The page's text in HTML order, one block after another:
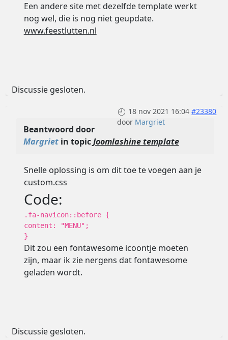
Een andere site met dezelfde template werkt
nog wel, die is nog niet geupdate.
www.feestlutten.nl
Discussie gesloten.
18 nov 2021 16:04 #23380
door Margriet
Beantwoord door
Margrietin topicJoomlashine template
Snelle oplossing is om dit toe te voegen aan je
custom.css
Code:
.fa-navicon::before {
content: "MENU";
}
Dit zou een fontawesome icoontje moeten
zijn, maar ik zie nergens dat fontawesome
geladen wordt.
Discussie gesloten.